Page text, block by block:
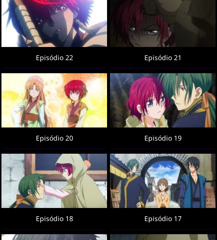
Episódio 22 Episódio 21
Episódio 20 Episódio 19
Episódio 18 Episódio 17